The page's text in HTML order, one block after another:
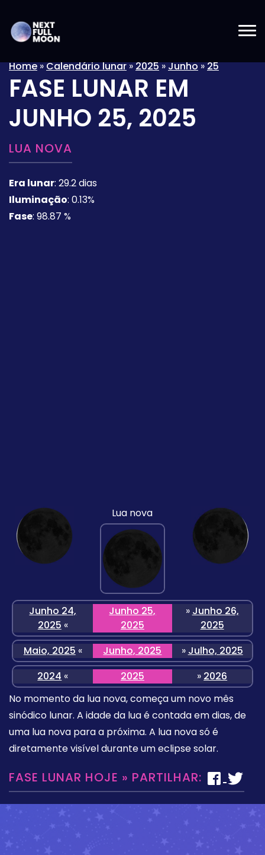
Home»Calendário lunar»2025»Junho»25
FASE LUNAR EM
JUNHO 25, 2025
LUA NOVA
Era lunar: 29.2 dias
Iluminação: 0.13%
Fase: 98.87 %
Lua nova
Junho 24,
2025 «
Junho 25,
2025
» Junho 26,
2025
Maio, 2025 « Junho, 2025 » Julho, 2025
2024 « 2025 » 2026
No momento da lua nova, começa um novo mês
sinódico lunar. A idade da lua é contada em dias, de
uma lua nova para a próxima. A lua nova só é
diretamente visível durante um eclipse solar.
FASE LUNAR HOJE » PARTILHAR: